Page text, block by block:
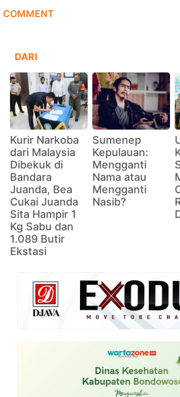
COMMENT
DARI
Kurir Narkoba
dari Malaysia
Dibekuk di
Bandara
Juanda, Bea
Cukai Juanda
Sita Hampir 1
Kg Sabu dan
1.089 Butir
Ekstasi
Sumenep
Kepulauan:
Mengganti
Nama atau
Mengganti
Nasib?